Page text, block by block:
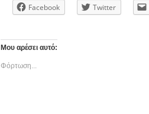
Facebook Twitter
Μου αρέσει αυτό:
Φόρτωση...